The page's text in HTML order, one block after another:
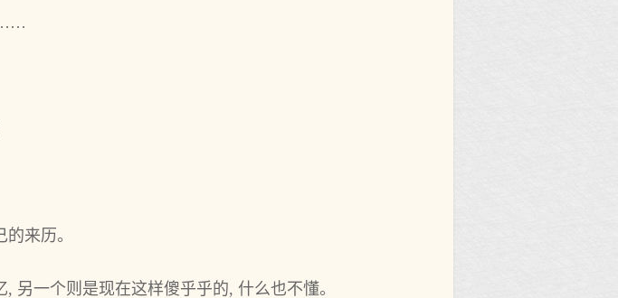
……
来历。
另一个则是现在这样傻乎乎的, 什么也不懂。